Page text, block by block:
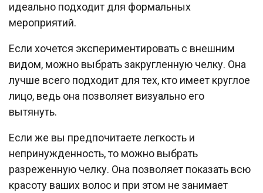
идеально подходит для формальных
мероприятий.
Если хочется экспериментировать с внешним
видом, можно выбрать закругленную челку. Она
лучше всего подходит для тех, кто имеет круглое
лицо, ведь она позволяет визуально его
вытянуть.
Если же вы предпочитаете легкость и
непринужденность, то можно выбрать
разреженную челку. Она позволяет показать всю
красоту ваших волос и при этом не занимает